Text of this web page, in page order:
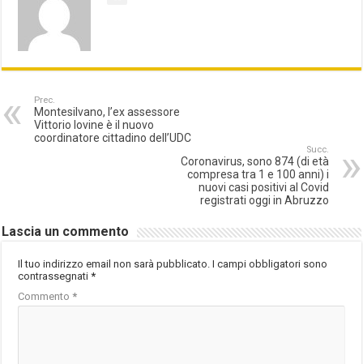
Prec.
Montesilvano, l’ex assessore
Vittorio Iovine è il nuovo
coordinatore cittadino dell’UDC
Succ.
Coronavirus, sono 874 (di età
compresa tra 1 e 100 anni) i
nuovi casi positivi al Covid
registrati oggi in Abruzzo
Lascia un commento
Il tuo indirizzo email non sarà pubblicato. I campi obbligatori sono
contrassegnati*
Commento*